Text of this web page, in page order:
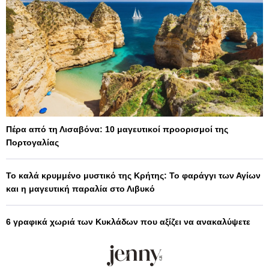
Πέρα από τη Λισαβόνα: 10 μαγευτικοί προορισμοί της
Πορτογαλίας
Το καλά κρυμμένο μυστικό της Κρήτης: Το φαράγγι των Αγίων
και η μαγευτική παραλία στο Λιβυκό
6 γραφικά χωριά των Κυκλάδων που αξίζει να ανακαλύψετε